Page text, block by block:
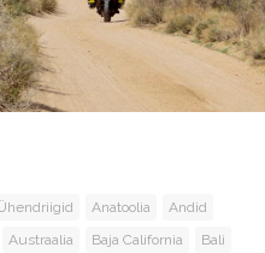
Anatoolia
Andid
Austraalia Baja California
Bali